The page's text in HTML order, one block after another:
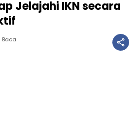
Jelajahi IKN secara
Baca